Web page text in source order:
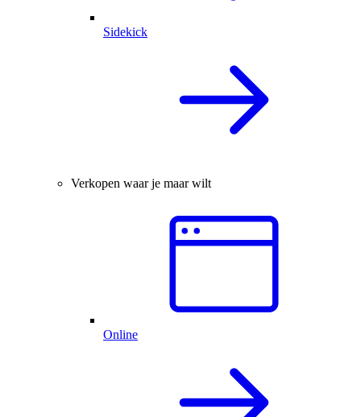
Sidekick
Verkopen waar je maar wilt
Online